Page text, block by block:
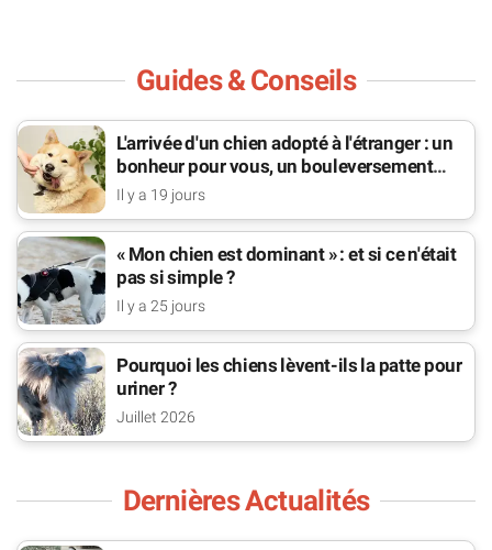
Guides & Conseils
L'arrivée d'un chien adopté à l'étranger : un
bonheur pour vous, un bouleversement
pour lui
Il y a 19 jours
« Mon chien est dominant » : et si ce n'était
pas si simple ?
Il y a 25 jours
Pourquoi les chiens lèvent-ils la patte pour
uriner ?
Juillet 2026
Dernières Actualités